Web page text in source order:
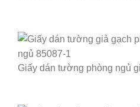
Giấy dán tường phòng ngủ